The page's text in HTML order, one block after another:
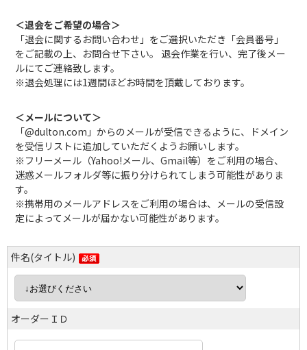
＜退会をご希望の場合＞
「退会に関するお問い合わせ」をご選択いただき「会員番号」
をご記載の上、お問合せ下さい。 退会作業を行い、完了後メー
ルにてご連絡致します。
※退会処理には1週間ほどお時間を頂戴しております。
＜メールについて＞
「@dulton.com」からのメールが受信できるように、ドメイン
を受信リストに追加していただくようお願いします。
※フリーメール（Yahoo!メール、Gmail等）をご利用の場合、
迷惑メールフォルダ等に振り分けられてしまう可能性がありま
す。
※携帯用のメールアドレスをご利用の場合は、メールの受信設
定によってメールが届かない可能性があります。
件名(タイトル)
オーダーＩＤ